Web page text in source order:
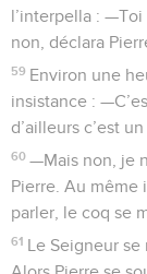
l’interpella :
non, déclara
59 Environ une
insistance :
d’ailleurs c’est
60 —Mais non, je
Pierre. Au même
parler, le coq se
61 Le Seigneur se